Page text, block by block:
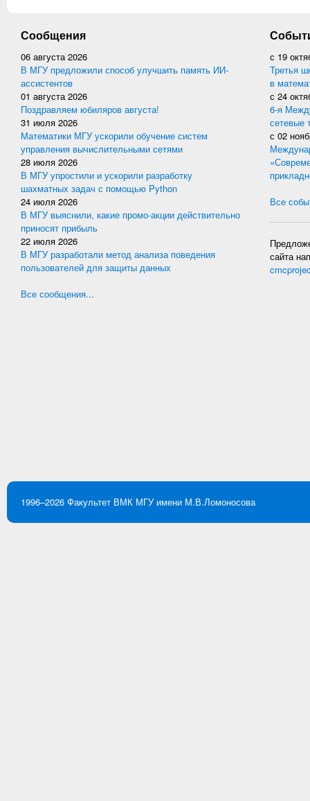
Сообщения
06 августа 2026
В МГУ предложили способ улучшить память ИИ-
ассистентов
01 августа 2026
Поздравляем юбиляров августа!
31 июля 2026
Математики МГУ ускорили обучение систем
управления вычислительными сетями
28 июля 2026
В МГУ упростили и ускорили разработку
шахматных задач с помощью Python
24 июля 2026
В МГУ выяснили, какие промо-акции действительно
приносят прибыль
22 июля 2026
В МГУ разработали метод анализа поведения
пользователей для защиты данных
Все сообщения...
с 19
Третья
в
с 24
6-я
сетевые
с 02
Все
сайта
1996–2026 Факультет ВМК МГУ имени М.В.Ломоносова